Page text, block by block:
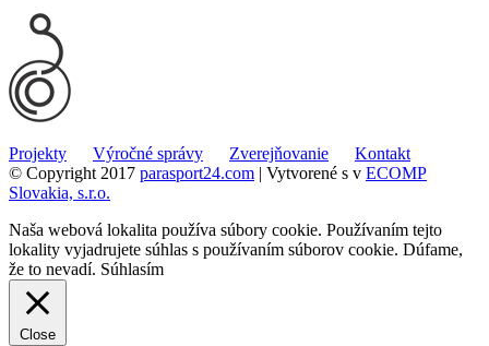
Projekty Výročné správy Zverejňovanie
Kontakt
© Copyright 2017 parasport24.com | Vytvorené s v ECOMP
Slovakia, s.r.o.
Naša webová lokalita používa súbory cookie. Používaním tejto
lokality vyjadrujete súhlas s používaním súborov cookie. Dúfame,
že to nevadí. Súhlasím
Close